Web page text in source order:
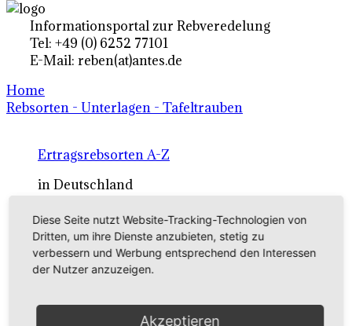
Informationsportal zur Rebveredelung
Tel: +49 (0) 6252 77101
E-Mail: reben(at)antes.de
Home
Rebsorten - Unterlagen - Tafeltrauben
Ertragsrebsorten A-Z
in Deutschland
Rebsorten international
externe Links
Tafeltraubensorten
Diese Seite nutzt Website-Tracking-Technologien von
Dritten, um ihre Dienste anzubieten, stetig zu
verbessern und Werbung entsprechend den Interessen
der Nutzer anzuzeigen.
Akzeptieren